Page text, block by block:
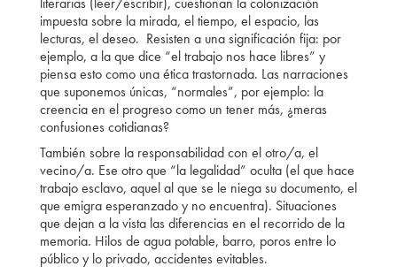
impuesta sobre la mirada, el tiempo, el espacio, las
lecturas, el deseo. Resisten a una significación fija: por
ejemplo, a la que dice “el trabajo nos hace libres” y
piensa esto como una ética trastornada. Las narraciones
que suponemos únicas, “normales”, por ejemplo: la
creencia en el progreso como un tener más, ¿meras
confusiones cotidianas?
También sobre la responsabilidad con el otro/a, el
vecino/a. Ese otro que “la legalidad” oculta (el que hace
trabajo esclavo, aquel al que se le niega su documento, el
que emigra esperanzado y no encuentra). Situaciones
que dejan a la vista las diferencias en el recorrido de la
memoria. Hilos de agua potable, barro, poros entre lo
público y lo privado, accidentes evitables.